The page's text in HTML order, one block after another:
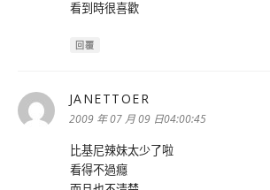
看到時很喜歡
回覆
JANETTOER
示:
2009 年 07 月 09 日04:00:45
比基尼辣妹太少了啦
看得不過癮